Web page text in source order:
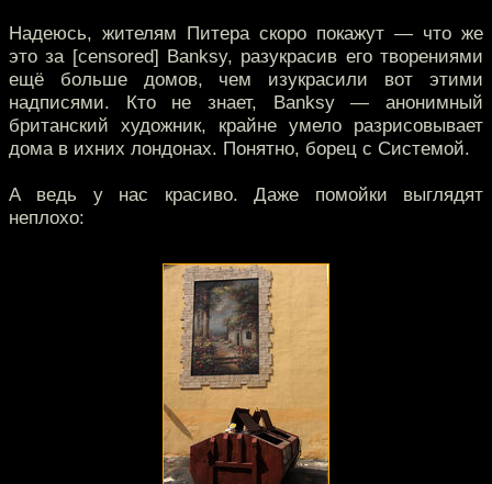
Надеюсь, жителям Питера скоро покажут — что же
это за [censored] Banksy, разукрасив его творениями
ещё больше домов, чем изукрасили вот этими
надписями. Кто не знает, Banksy — анонимный
британский художник, крайне умело разрисовывает
дома в ихних лондонах. Понятно, борец с Системой.
А ведь у нас красиво. Даже помойки выглядят
неплохо: